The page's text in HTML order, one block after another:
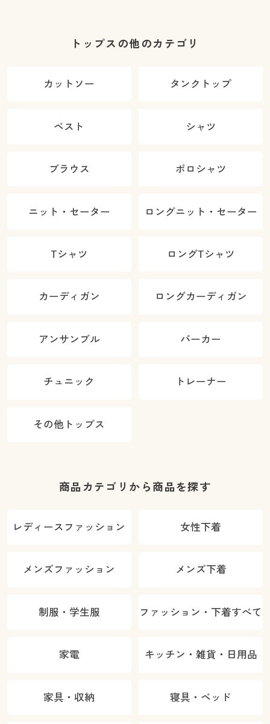
トップスの他のカテゴリ
カットソー タンクトップ
ベスト シャツ
ブラウス ポロシャツ
ニット・セーター ロングニット・セーター
Tシャツ ロングTシャツ
カーディガン ロングカーディガン
アンサンブル パーカー
チュニック トレーナー
その他トップス
商品カテゴリから商品を探す
レディースファッション 女性下着
メンズファッション メンズ下着
制服・学生服 ファッション・下着すべて
家電 キッチン・雑貨・日用品
家具・収納 寝具・ベッド